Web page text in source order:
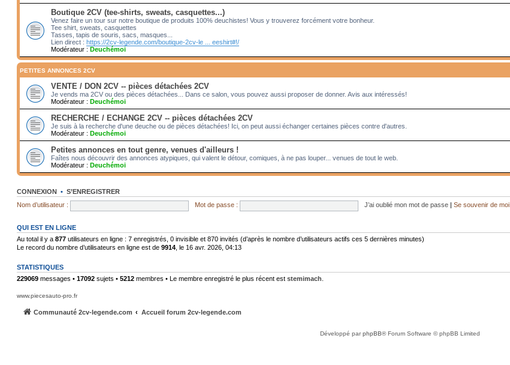
Boutique 2CV (tee-shirts, sweats, casquettes...)
Venez faire un tour sur notre boutique de produits 100% deuchistes! Vous y trouverez forcément votre bonheur.
Tee shirt, sweats, casquettes
Tasses, tapis de souris, sacs, masques...
Lien direct : https://2cv-legende.com/boutique-2cv-le ... eeshirt#!/
Modérateur : Deuchémoi
PETITES ANNONCES 2CV
VENTE / DON 2CV -- pièces détachées 2CV
Je vends ma 2CV ou des pièces détachées... Dans ce salon, vous pouvez aussi proposer de donner. Avis aux intéressés!
Modérateur : Deuchémoi
RECHERCHE / ECHANGE 2CV -- pièces détachées 2CV
Je suis à la recherche d'une deuche ou de pièces détachées! Ici, on peut aussi échanger certaines pièces contre d'autres.
Modérateur : Deuchémoi
Petites annonces en tout genre, venues d'ailleurs !
Faîtes nous découvrir des annonces atypiques, qui valent le détour, comiques, à ne pas louper... venues de tout le web.
Modérateur : Deuchémoi
CONNEXION• S’ENREGISTRER
Nom d’utilisateur :
Mot de passe : J’ai oublié mon mot de passe Se souvenir de moi
QUI EST EN LIGNE
Au total il y a 877utilisateurs en ligne : 7 enregistrés, 0 invisible et 870 invités (d’après le nombre d’utilisateurs actifs ces 5 dernières minutes)
Le record du nombre d’utilisateurs en ligne est de 9914, le 16 avr. 2026, 04:13
STATISTIQUES
229069messages • 17092sujets • 5212membres • Le membre enregistré le plus récent est stemimach
www.piecesauto-pro.fr
Communauté 2cv-legende.com Accueil forum 2cv-legende.com
Développé parphpBB® Forum Software © phpBB Limited